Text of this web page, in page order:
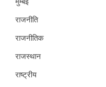
राजनीति
राजनीतिक
राजस्थान
राष्ट्रीय